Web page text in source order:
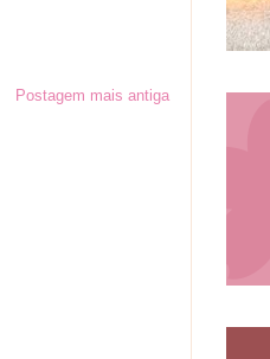
Postagem mais antiga